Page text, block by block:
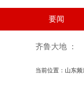
要闻
齐鲁大地 ：
当前位置： 山东